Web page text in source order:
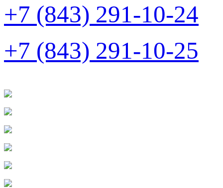
+7 (843) 291-10-24
+7 (843) 291-10-25